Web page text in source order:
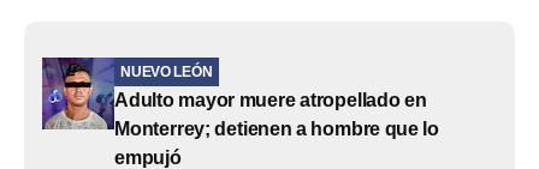
NUEVO LEÓN
Adulto mayor muere atropellado en
Monterrey; detienen a hombre que lo
empujó